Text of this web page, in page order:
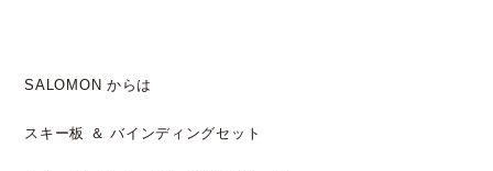
SALOMON からは
スキー板 ＆ バインディングセット